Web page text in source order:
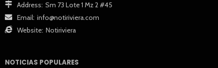
Address: Sm 73 Lote 1 Mz 2 #45
Email: info@notiriviera.com
Website: Notiriviera
NOTICIAS POPULARES